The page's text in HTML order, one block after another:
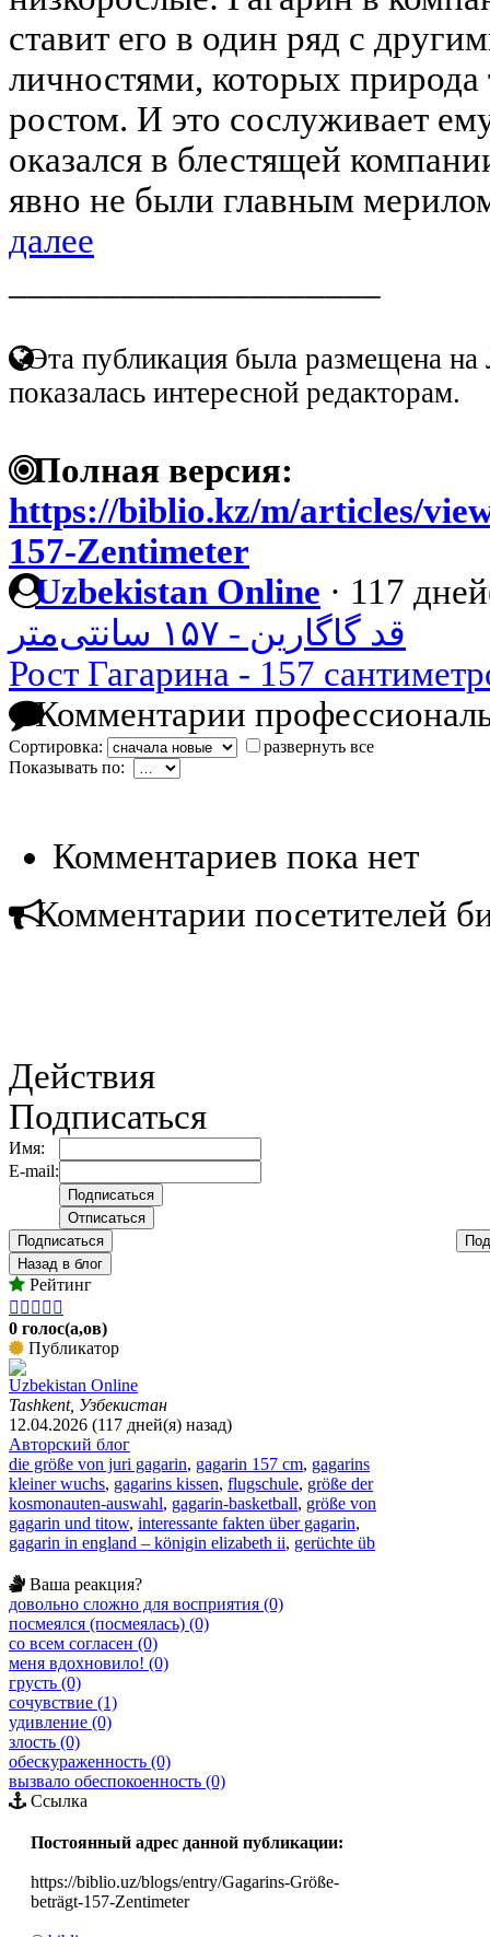
ставит его в один ряд с
личностями, которых
ростом. И это сослуживает
оказался в блестящей
явно не были главным
далее
Эта публикация была размещена на
показалась интересной редакторам.
Полная версия:
https://biblio.kz/m/articles/
157-Zentimeter
Uzbekistan Online · 117
قد گاگارین - ۱۵۷ سانتی‌متر
Рост Гагарина - 157
Комментарии
Сортировка:
развернуть все
Показывать по:
Комментариев пока нет
Комментарии посетителей
Действия
Подписаться
Имя:
E-mail:
Подписаться
Назад в блог
Рейтинг
    
0 голос(а,ов)
Публикатор
Uzbekistan Online
Tashkent, Узбекистан
12.04.2026 (117 дней(я) назад)
Авторский блог
die größe von juri gagarin, gagarin 157 cm, gagarins
kleiner wuchs, gagarins kissen, flugschule, größe der
kosmonauten-auswahl, gagarin-basketball, größe von
gagarin und titow, interessante fakten über gagarin,
gagarin in england – königin elizabeth ii, gerüchte üb
Ваша реакция?
довольно сложно для восприятия (0)
посмеялся (посмеялась) (0)
со всем согласен (0)
меня вдохновило! (0)
грусть (0)
сочувствие (1)
удивление (0)
злость (0)
обескураженность (0)
вызвало обеспокоенность (0)
Ссылка
Постоянный адрес данной публикации:
https://biblio.uz/blogs/entry/Gagarins-Größe-
beträgt-157-Zentimeter